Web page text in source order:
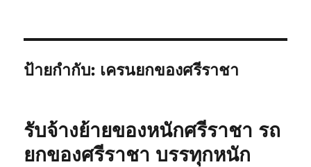
ป้ายกำกับ: เครนยกของศรีราชา
รับจ้างย้ายของหนักศรีราชา รถ
ยกของศรีราชา บรรทุกหนัก